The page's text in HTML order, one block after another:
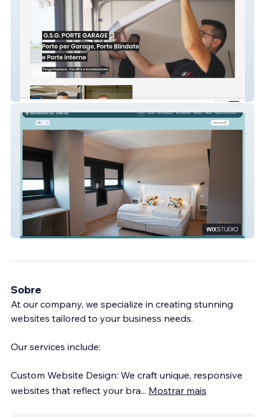
GSG PORTE VERONA
Hotel Saccardi
Sobre
At our company, we specialize in creating stunning
websites tailored to your business needs.
Our services include:
Custom Website Design: We craft unique, responsive
websites that reflect your bra... Mostrar mais